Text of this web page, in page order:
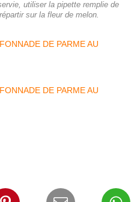
utiliser la pipette remplie de
sur la fleur de melon.